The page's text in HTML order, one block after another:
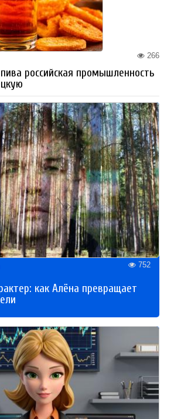
266
российская промышленность
752
как Алёна превращает